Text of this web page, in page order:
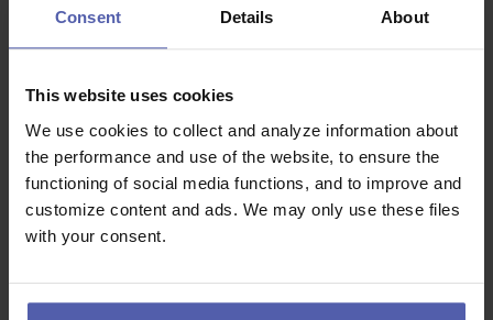
Consent Details About
This website uses cookies
We use cookies to collect and analyze information about
the performance and use of the website, to ensure the
functioning of social media functions, and to improve and
customize content and ads. We may only use these files
with your consent.
28 - 30 000 Kč/měs
Náplň práce: práce s manipulační technikou (VZV, NZV, roll-
kontejnerů aj.) manipulace se zbožím, materiálem a obaly
nakládka a vykládka aut zásobování výroby práce se skenery